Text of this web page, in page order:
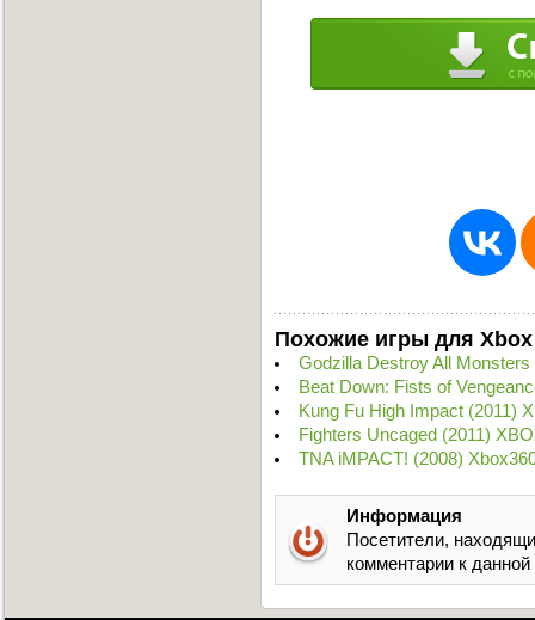
Похожие игры для Xbox
Godzilla Destroy All
Beat Down: Fists of
Kung Fu High Impact (2011)
Fighters Uncaged (2011)
TNA iMPACT! (2008)
Информация
Посетители,
комментарии к